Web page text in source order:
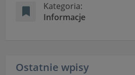
Kategoria:
Informacje
Ostatnie wpisy